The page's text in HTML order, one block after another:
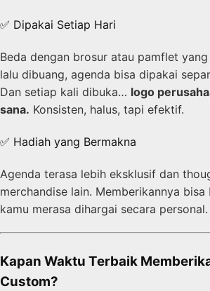
✅ Dipakai Setiap Hari
Beda dengan brosur atau pamflet
lalu dibuang, agenda bisa dipakai
Dan setiap kali dibuka… logo
sana. Konsisten, halus, tapi efektif.
✅ Hadiah yang Bermakna
Agenda terasa lebih eksklusif dan
merchandise lain. Memberikannya
kamu merasa dihargai secara personal.
Kapan Waktu Terbaik
Custom?